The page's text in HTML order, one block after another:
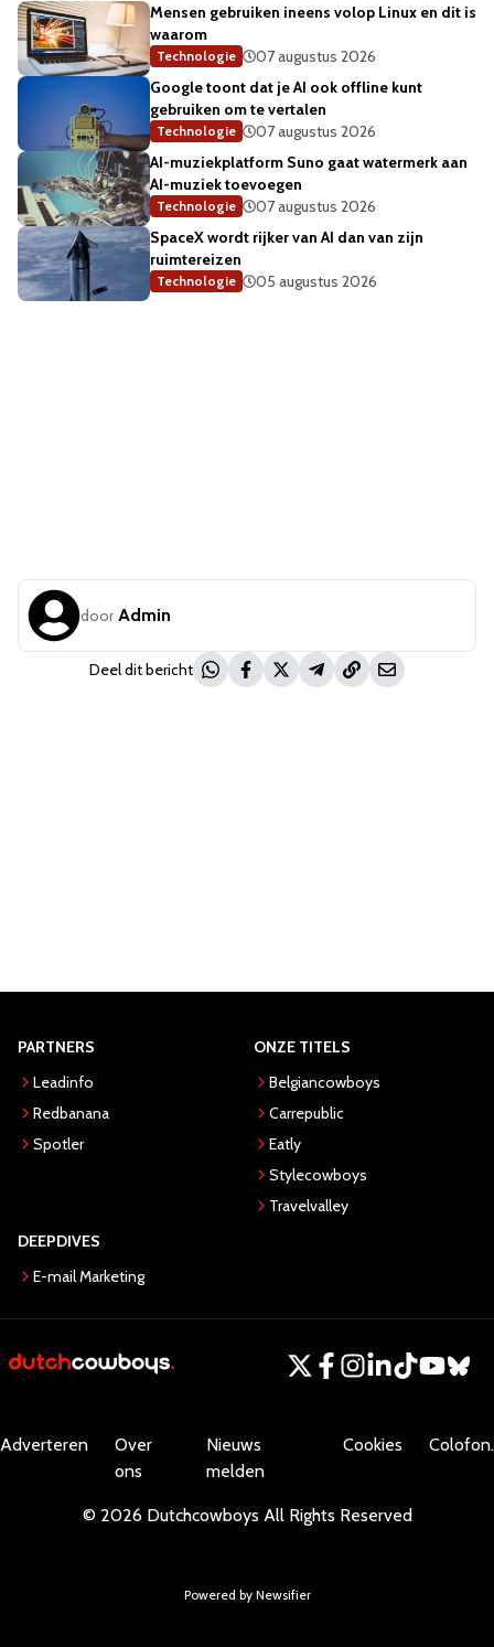
Mensen gebruiken ineens volop Linux en dit is
waarom
Technologie
07 augustus 2026
Google toont dat je AI ook offline kunt
gebruiken om te vertalen
Technologie
07 augustus 2026
AI-muziekplatform Suno gaat watermerk aan
AI-muziek toevoegen
Technologie
07 augustus 2026
SpaceX wordt rijker van AI dan van zijn
ruimtereizen
Technologie 05 augustus 2026
door Admin
Deel dit bericht
PARTNERS
Leadinfo
Redbanana
Spotler
ONZE TITELS
Belgiancowboys
Carrepublic
Eatly
Stylecowboys
Travelvalley
DEEPDIVES
E-mail Marketing
Adverteren
Over
ons
Nieuws
melden
Cookies Colofon.
© 2026 Dutchcowboys All Rights Reserved
Powered by Newsifier